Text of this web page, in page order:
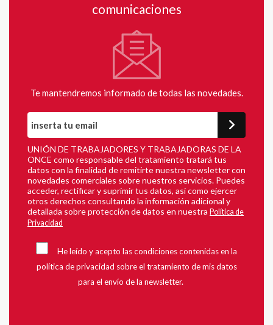
comunicaciones
Te mantendremos informado de todas las novedades.
UNIÓN DE TRABAJADORES Y TRABAJADORAS DE LA
ONCE como responsable del tratamiento tratará tus
datos con la finalidad de remitirte nuestra newsletter con
novedades comerciales sobre nuestros servicios. Puedes
acceder, rectificar y suprimir tus datos, así como ejercer
otros derechos consultando la información adicional y
detallada sobre protección de datos en nuestra Política de
Privacidad
He leído y acepto las condiciones contenidas en la
política de privacidad sobre el tratamiento de mis datos
para el envío de la newsletter.